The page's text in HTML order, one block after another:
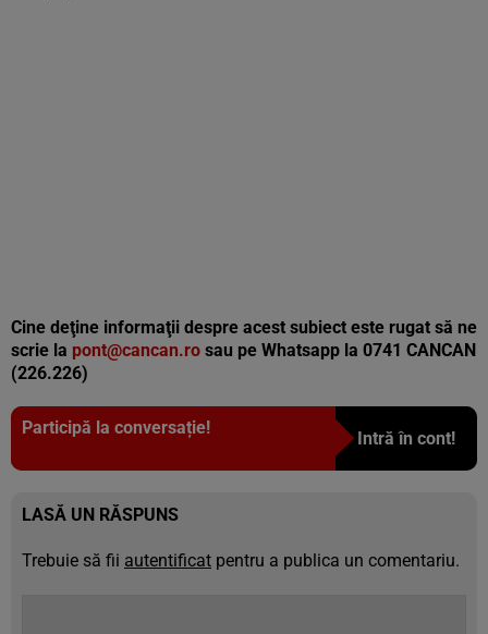
Cine deţine informaţii despre acest subiect este rugat să ne
scrie la pont@cancan.ro sau pe Whatsapp la 0741 CANCAN
(226.226)
Participă la conversație!
Intră în cont!
LASĂ UN RĂSPUNS
Trebuie să fii autentificat pentru a publica un comentariu.